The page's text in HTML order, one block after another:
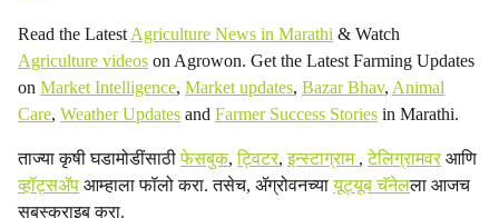
Read the Latest Agriculture News in Marathi & Watch
Agriculture videos on Agrowon. Get the Latest Farming Updates
on Market Intelligence, Market updates, Bazar Bhav, Animal
Care, Weather Updates and Farmer Success Stories in Marathi.
ताज्या कृषी घडामोडींसाठीफेसबुक,ट्विटर,इन्स्टाग्राम ,टेलिग्रामवरआणि
व्हॉट्सॲप आम्हाला फॉलो करा. तसेच, ॲग्रोवनच्यायूट्यूब चॅनेलला आजच
सबस्क्राइब करा.